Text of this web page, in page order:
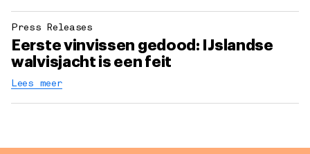
Press Releases
Eerste vinvissen gedood: IJslandse
walvisjacht is een feit
Lees meer